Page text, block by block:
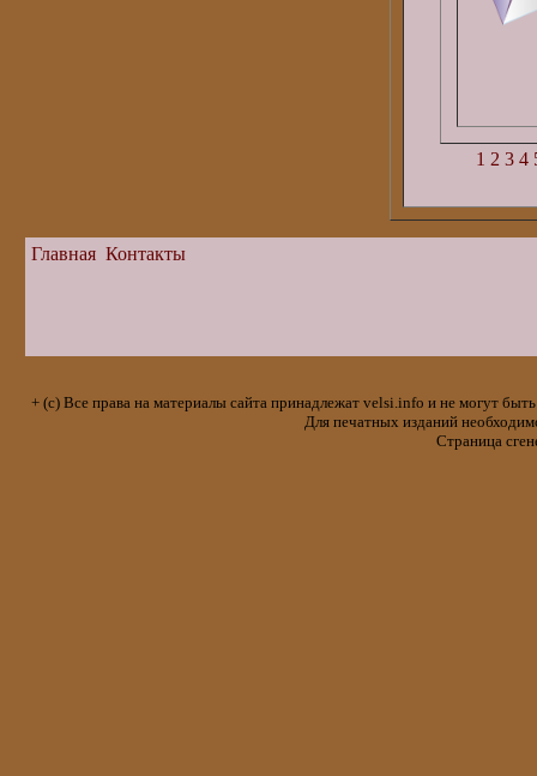
1 2 3 4
Главная Контакты
+ (с) Все права на материалы сайта принадлежат velsi.info и не могут
Для печатных изданий
Страница